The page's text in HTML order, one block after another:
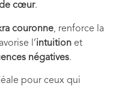
cœur.
couronne, renforce la
l’intuition et
négatives.
pour ceux qui